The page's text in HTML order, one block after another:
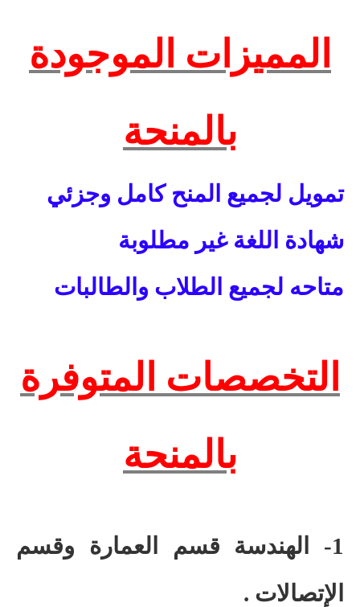
المميزات الموجودة
بالمنحة
تمويل لجميع المنح كامل وجزئي
شهادة اللغة غير مطلوبة
متاحه لجميع الطلاب والطالبات
التخصصات المتوفرة
بالمنحة
1- الهندسة قسم العمارة وقسم
الإتصالات .